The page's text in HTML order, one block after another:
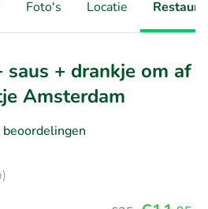
Foto's Locatie
+ drankje om af
Amsterdam
beoordelingen